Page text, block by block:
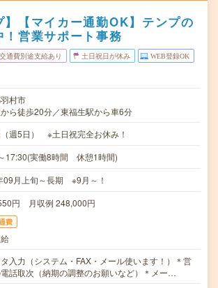
】【マイカー通勤OK】テンプの
！営業サポート事務
交通費別途支給あり 土日祝日が休み WEB登録OK
村市
ら徒歩20分／東福生駅から車6分
（週5日） ※土日祝完全お休み！
17:30(実働8時間 休憩1時間)
09月上旬～長期 ※9月～！
円 月収例 248,000円
費
タ入力（システム・FAX・メール使います！）＊営
話取次（納期の調整のお願いなど）＊メー…